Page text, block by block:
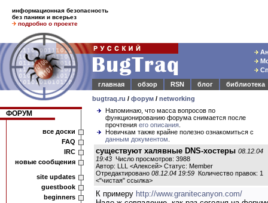
информационная безопасность
без паники и всерьез
подробно о проекте
главная
обзор RSN блог
библиотека
bugtraq.ru / форум / networking
ФОРУМ
все доски
FAQ
IRC
новые сообщения
site updates
guestbook
beginners
Напоминаю, что масса вопросов по
функционированию форума снимается после
прочтения его описания
Новичкам также крайне полезно ознакомиться с
данным документом
существуют халявные DNS-хостеры 08.12.04
19:43 Число просмотров: 3988
Автор: LLL <Алексей> Статус: Member
Отредактировано 08.12.04 19:59 Количество правок: 1
<"чистая" ссылка>
К примеру http://www.granitecanyon.com/